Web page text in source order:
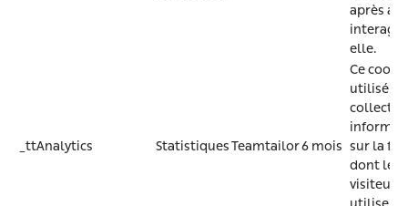
après
interagi
elle.
_ttAnalytics StatistiquesTeamtailor6 mois
Ce
utilisé
collecter
sur la
dont les
visiteurs